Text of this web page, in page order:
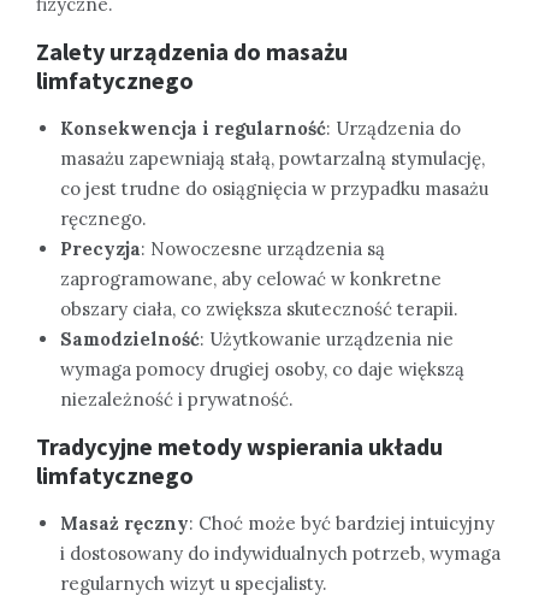
Zalety urządzenia do masażu
limfatycznego
Konsekwencja i regularność: Urządzenia do
masażu zapewniają stałą, powtarzalną stymulację,
co jest trudne do osiągnięcia w przypadku masażu
ręcznego.
Precyzja: Nowoczesne urządzenia są
zaprogramowane, aby celować w konkretne
obszary ciała, co zwiększa skuteczność terapii.
Samodzielność: Użytkowanie urządzenia nie
wymaga pomocy drugiej osoby, co daje większą
niezależność i prywatność.
Tradycyjne metody wspierania układu
limfatycznego
Masaż ręczny: Choć może być bardziej intuicyjny
i dostosowany do indywidualnych potrzeb, wymaga
regularnych wizyt u specjalisty.